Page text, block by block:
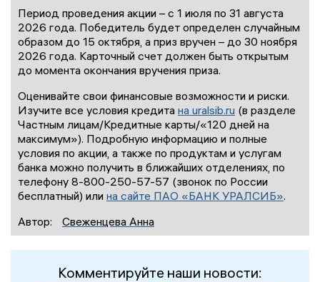
Период проведения акции – с 1 июля по 31 августа
2026 года. Победитель будет определен случайным
образом до 15 октября, а приз вручен – до 30 ноября
2026 года. Карточный счет должен быть открытым
до момента окончания вручения приза.
Оценивайте свои финансовые возможности и риски.
Изучите все условия кредита на uralsib.ru (в разделе
Частным лицам/Кредитные карты/«120 дней на
максимум»). Подробную информацию и полные
условия по акции, а также по продуктам и услугам
банка можно получить в ближайших отделениях, по
телефону 8-800-250-57-57 (звонок по России
бесплатный) или на сайте ПАО «БАНК УРАЛСИБ».
Автор:
Свеженцева Анна
Комментируйте наши новости: